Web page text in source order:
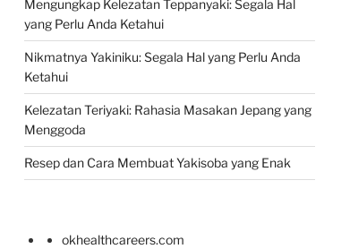
Mengungkap Kelezatan Teppanyaki: Segala Hal
yang Perlu Anda Ketahui
Nikmatnya Yakiniku: Segala Hal yang Perlu Anda
Ketahui
Kelezatan Teriyaki: Rahasia Masakan Jepang yang
Menggoda
Resep dan Cara Membuat Yakisoba yang Enak
okhealthcareers.com